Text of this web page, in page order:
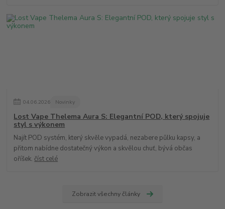
04.06.2026 Novinky
Lost Vape Thelema Aura S: Elegantní POD, který spojuje
styl s výkonem
Najít POD systém, který skvěle vypadá, nezabere půlku kapsy, a
přitom nabídne dostatečný výkon a skvělou chuť, bývá občas
oříšek. číst celé
Zobrazit všechny články